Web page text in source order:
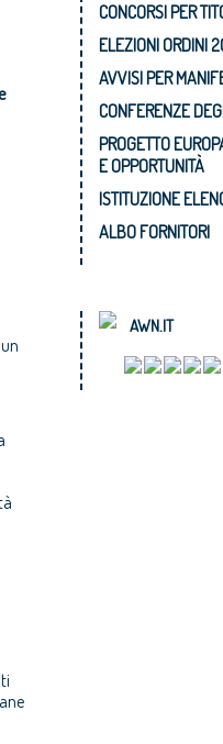
CONCORSI PER
ELEZIONI
AVVISI PER
CONFERENZE
PROGETTO
E OPPORTUNITÀ
ISTITUZIONE
ALBO FORNITORI
AWN.IT